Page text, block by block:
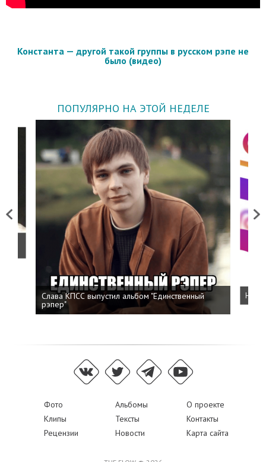
Константа — другой такой группы в русском рэпе не
было (видео)
ПОПУЛЯРНО НА ЭТОЙ НЕДЕЛЕ
Previous
Слава КПСС выпустил альбом "Единственный
рэпер"
Next
Фото Альбомы
О проекте
Клипы
Тексты
Контакты
Рецензии
Новости Карта сайта